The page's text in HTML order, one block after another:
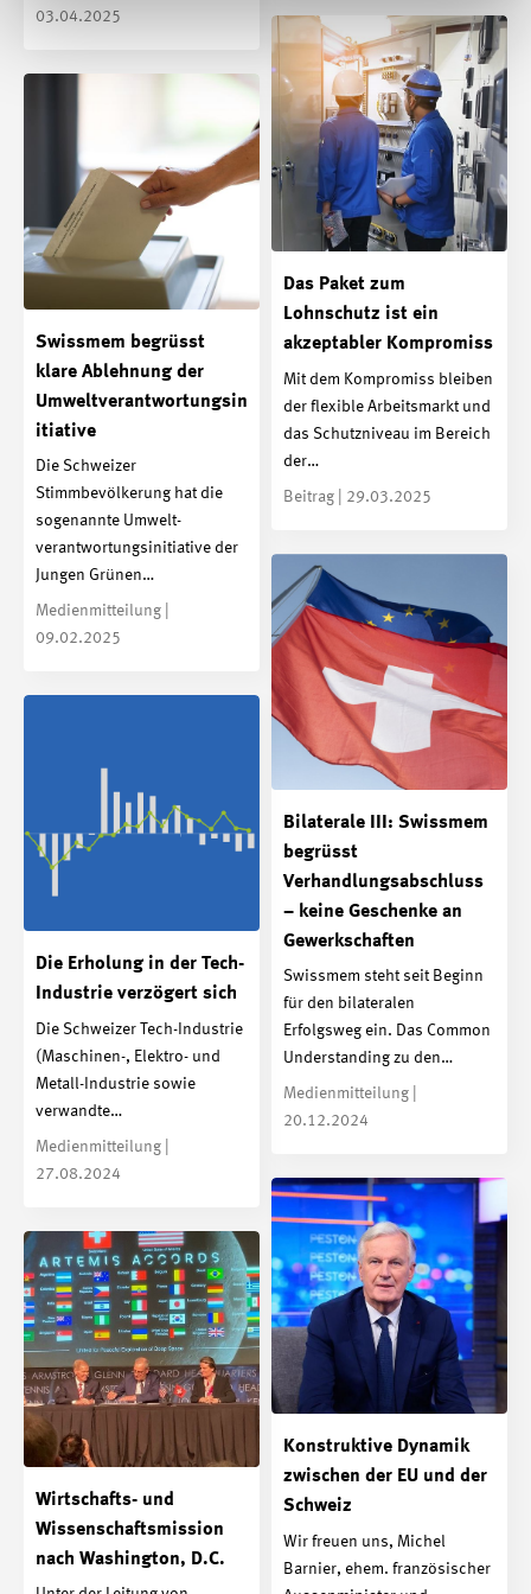
03.04.2025
Das Paket zum
Lohnschutz ist ein
akzeptabler Kompromiss
Mit dem Kompromiss bleiben
der flexible Arbeitsmarkt und
das Schutzniveau im Bereich
der…
Beitrag | 29.03.2025
Swissmem begrüsst
klare Ablehnung der
Umweltverantwortungsin
itiative
Die Schweizer
Stimmbevölkerung hat die
sogenannte Umwelt­
verantwortungs­initiative der
Jungen Grünen…
Medienmitteilung |
09.02.2025
Bilaterale III: Swissmem
begrüsst
Verhandlungsabschluss
– keine Geschenke an
Gewerkschaften
Swissmem steht seit Beginn
für den bilateralen
Erfolgsweg ein. Das Common
Understanding zu den…
Medienmitteilung |
20.12.2024
Die Erholung in der Tech-
Industrie verzögert sich
Die Schweizer Tech-Industrie
(Maschinen-, Elektro- und
Metall-Industrie sowie
verwandte…
Medienmitteilung |
27.08.2024
Konstruktive Dynamik
zwischen der EU und der
Schweiz
Wir freuen uns, Michel
Barnier, ehem. französischer
Wirtschafts- und
Wissenschaftsmission
nach Washington, D.C.